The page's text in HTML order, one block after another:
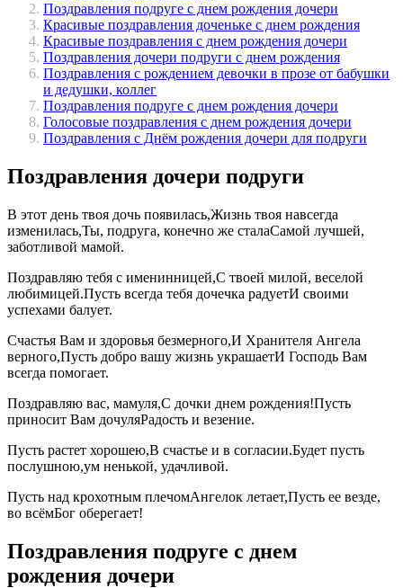
Поздравления подруге с днем рождения дочери
Красивые поздравления доченьке с днем рождения
Красивые поздравления с днем рождения дочери
Поздравления дочери подруги с днем рождения
Поздравления с рождением девочки в прозе от бабушки
и дедушки, коллег
Поздравления подруге с днем рождения дочери
Голосовые поздравления с днем рождения дочери
Поздравления с Днём рождения дочери для подруги
Поздравления дочери подруги
В этот день твоя дочь появилась,Жизнь твоя навсегда
изменилась,Ты, подруга, конечно же сталаСамой лучшей,
заботливой мамой.
Поздравляю тебя с именинницей,С твоей милой, веселой
любимицей.Пусть всегда тебя дочечка радуетИ своими
успехами балует.
Счастья Вам и здоровья безмерного,И Хранителя Ангела
верного,Пусть добро вашу жизнь украшаетИ Господь Вам
всегда помогает.
Поздравляю вас, мамуля,С дочки днем рождения!Пусть
приносит Вам дочуляРадость и везение.
Пусть растет хорошею,В счастье и в согласии.Будет пусть
послушною,ум ненькой, удачливой.
Пусть над крохотным плечомАнгелок летает,Пусть ее везде,
во всёмБог оберегает!
Поздравления подруге с днем
рождения дочери